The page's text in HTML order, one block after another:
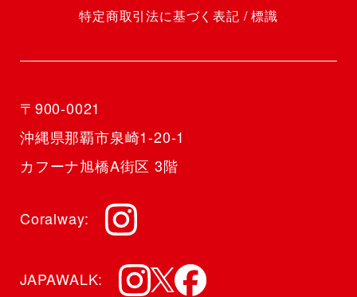
特定商取引法に基づく表記 / 標識
〒900-0021
沖縄県那覇市泉崎1-20-1
カフーナ旭橋A街区 3階
Coralway
JAPAWALK